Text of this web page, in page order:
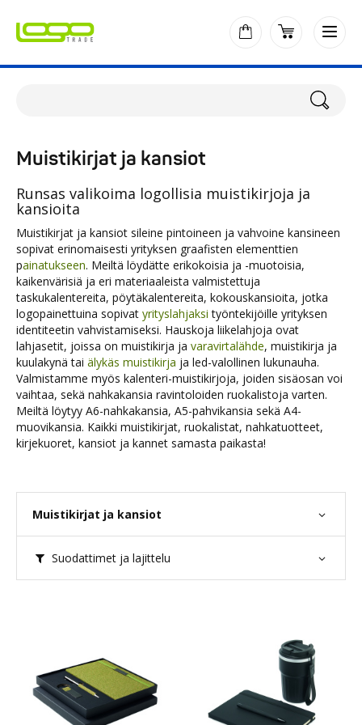
Muistikirjat ja kansiot
Runsas valikoima logollisia muistikirjoja ja
kansioita
Muistikirjat ja kansiot sileine pintoineen ja vahvoine kansineen
sopivat erinomaisesti yrityksen graafisten elementtien
painatukseen. Meiltä löydätte erikokoisia ja -muotoisia,
kaikenvärisiä ja eri materiaaleista valmistettuja
taskukalentereita, pöytäkalentereita, kokouskansioita, jotka
logopainettuina sopivat yrityslahjaksi työntekijöille yrityksen
identiteetin vahvistamiseksi. Hauskoja liikelahjoja ovat
lahjasetit, joissa on muistikirja ja varavirtalähde, muistikirja ja
kuulakynä tai älykäs muistikirja ja led-valollinen lukunauha.
Valmistamme myös kalenteri-muistikirjoja, joiden sisäosan voi
vaihtaa, sekä nahkakansia ravintoloiden ruokalistoja varten.
Meiltä löytyy A6-nahkakansia, A5-pahvikansia sekä A4-
muovikansia. Kaikki muistikirjat, ruokalistat, nahkatuotteet,
kirjekuoret, kansiot ja kannet samasta paikasta!
Muistikirjat ja kansiot
Suodattimet ja lajittelu